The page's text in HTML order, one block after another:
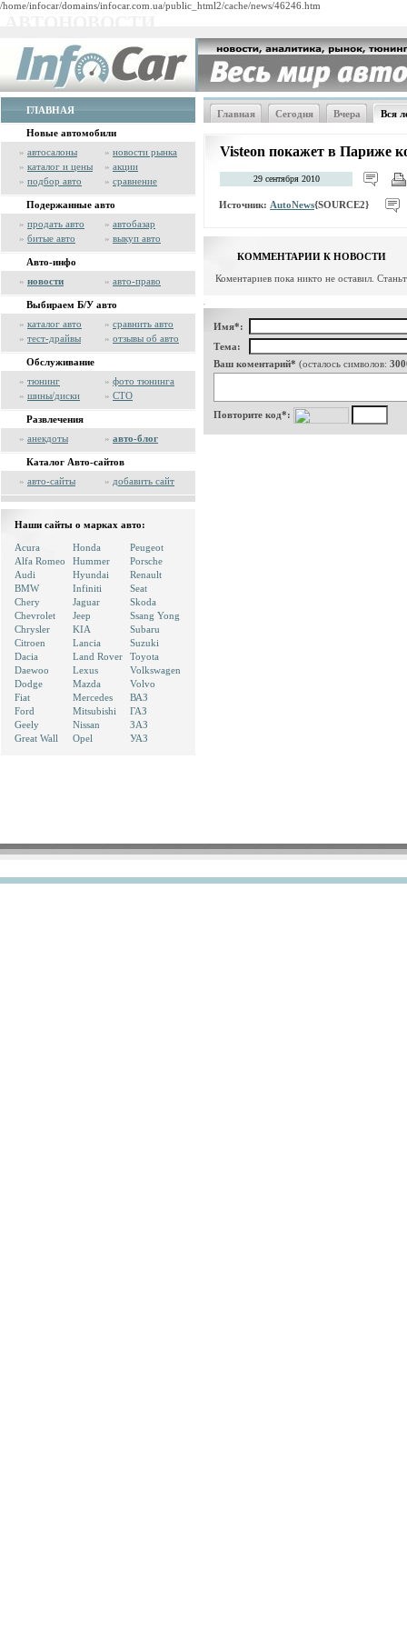
/home/infocar/domains/infocar.com.ua/public_html2/cache/news/46246.htm
ГЛАВНАЯ
Новые автомобили
» автосалоны » новости рынка
» каталог и цены » акции
» подбор авто » сравнение
Подержанные авто
» продать авто » автобазар
» битые авто » выкуп авто
Авто-инфо
» новости » авто-право
Выбираем Б/У авто
» каталог авто » сравнить авто
» тест-драйвы » отзывы об авто
Обслуживание
» тюнинг » фото тюнинга
» шины/диски » СТО
Развлечения
» анекдоты » авто-блог
Каталог Авто-сайтов
» авто-сайты » добавить сайт
Наши сайты о марках авто:
Acura
Alfa Romeo
Audi
BMW
Chery
Chevrolet
Chrysler
Citroen
Dacia
Daewoo
Dodge
Fiat
Ford
Geely
Great Wall
Honda
Hummer
Hyundai
Infiniti
Jaguar
Jeep
KIA
Lancia
Land Rover
Lexus
Mazda
Mercedes
Mitsubishi
Nissan
Opel
Peugeot
Porsche
Renault
Seat
Skoda
Ssang Yong
Subaru
Suzuki
Toyota
Volkswagen
Volvo
ВАЗ
ГАЗ
ЗАЗ
УАЗ
Главная Сегодня Вчера Вся
Visteon покажет в Париже
29 сентября 2010
Источник: AutoNews{SOURCE2}
КОММЕНТАРИИ К НОВОСТИ
Коментариев пока никто не оставил.
Имя*:
Тема:
Ваш коментарий* (осталось символов:
Повторите код*: